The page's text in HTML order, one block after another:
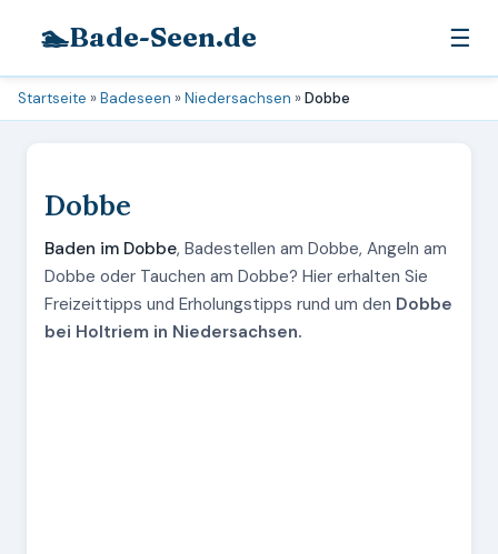
🏊Bade-Seen.de ☰
Startseite »Badeseen »Niedersachsen »Dobbe
Dobbe
Baden im Dobbe, Badestellen am Dobbe, Angeln am
Dobbe oder Tauchen am Dobbe? Hier erhalten Sie
Freizeittipps und Erholungstipps rund um den Dobbe
bei Holtriem in Niedersachsen.